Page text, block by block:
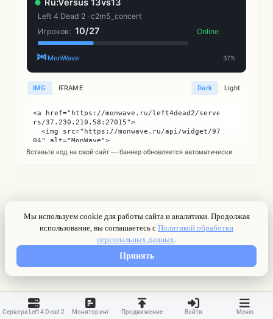
IMG IFRAME Dark Light
Вставьте код на свой сайт — баннер обновляется автоматически
Сервера Left 4 Dead 2 Мониторинг Продвижение Войти Меню